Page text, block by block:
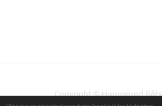
Copyright © Haugaland